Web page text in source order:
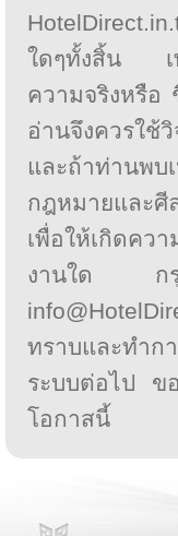
ใดๆทั้งสิ้น เพ
ความจริงหรือ
อ่านจึงควรใช้
และถ้าท่านพบ
กฎหมายและศี
เพื่อให้เกิดคว
งานใด
ทราบและทำ
ระบบต่อไป
โอกาสนี้